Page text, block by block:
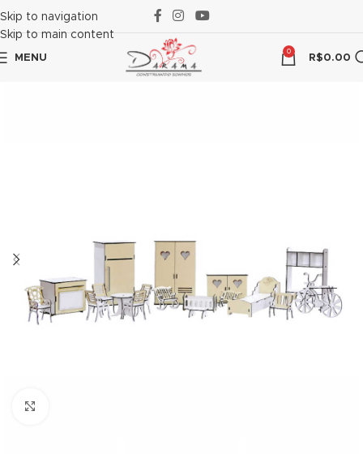
panel
panel
panel
panel
Skip to navigation
Skip to main content
MENU
0
R$0.00